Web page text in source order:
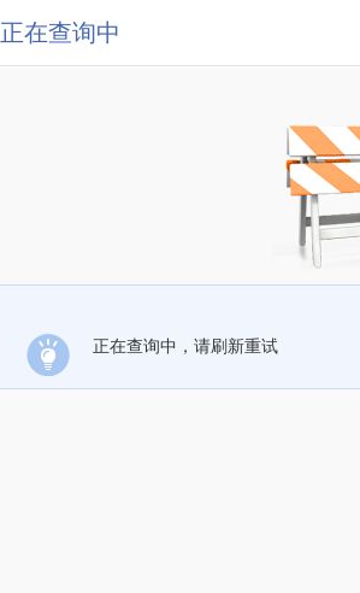
正在查询中
正在查询中，请刷新重试